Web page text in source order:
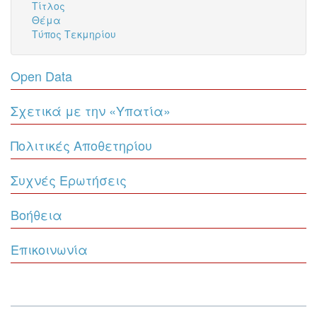
Τίτλος
Θέμα
Τύπος Τεκμηρίου
Open Data
Σχετικά με την «Υπατία»
Πολιτικές Αποθετηρίου
Συχνές Ερωτήσεις
Βοήθεια
Επικοινωνία